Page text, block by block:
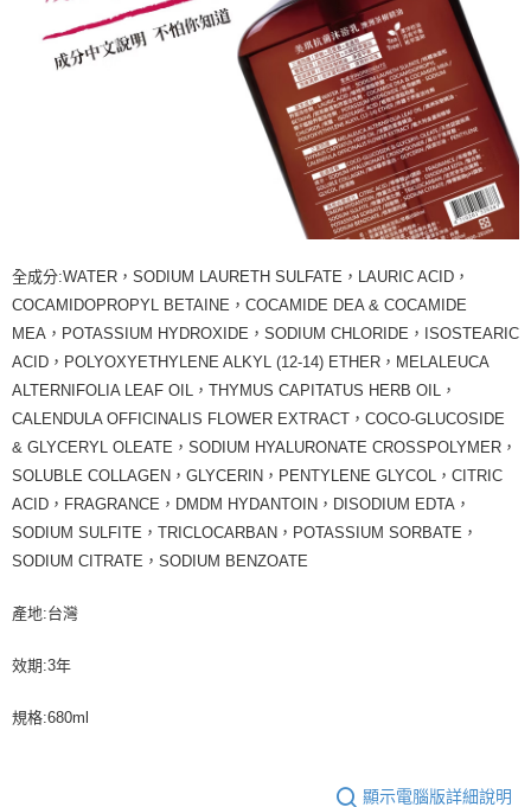
全成分:WATER，SODIUM LAURETH SULFATE，LAURIC ACID，
COCAMIDOPROPYL BETAINE，COCAMIDE DEA & COCAMIDE
MEA，POTASSIUM HYDROXIDE，SODIUM CHLORIDE，ISOSTEARIC
ACID，POLYOXYETHYLENE ALKYL (12-14) ETHER，MELALEUCA
ALTERNIFOLIA LEAF OIL，THYMUS CAPITATUS HERB OIL，
CALENDULA OFFICINALIS FLOWER EXTRACT，COCO-GLUCOSIDE
& GLYCERYL OLEATE，SODIUM HYALURONATE CROSSPOLYMER，
SOLUBLE COLLAGEN，GLYCERIN，PENTYLENE GLYCOL，CITRIC
ACID，FRAGRANCE，DMDM HYDANTOIN，DISODIUM EDTA，
SODIUM SULFITE，TRICLOCARBAN，POTASSIUM SORBATE，
SODIUM CITRATE，SODIUM BENZOATE
產地:台灣
效期:3年
規格:680ml
顯示電腦版詳細說明